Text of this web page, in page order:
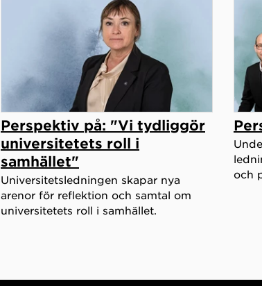
Perspektiv på: "Vi tydliggör
universitetets roll i
samhället"
Universitetsledningen skapar nya
arenor för reflektion och samtal om
universitetets roll i samhället.
och